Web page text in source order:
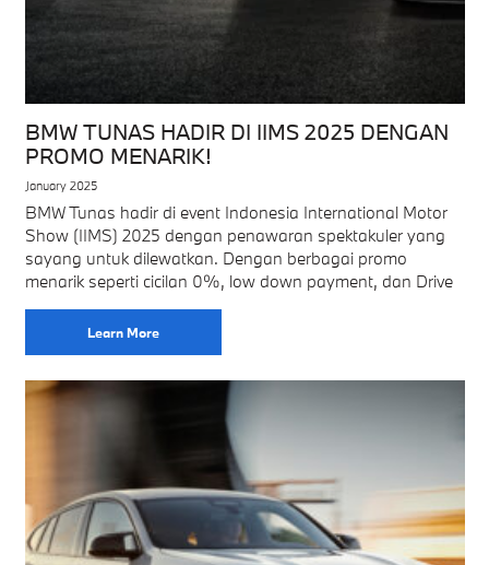
BMW TUNAS HADIR DI IIMS 2025 DENGAN
PROMO MENARIK!
January 2025
BMW Tunas hadir di event Indonesia International Motor
Show (IIMS) 2025 dengan penawaran spektakuler yang
sayang untuk dilewatkan. Dengan berbagai promo
menarik seperti cicilan 0%, low down payment, dan Drive
Learn More